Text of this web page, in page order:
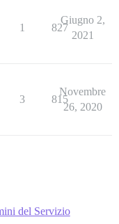
1 827
Giugno 2,
2021
3 815
Novembre
26, 2020
del Servizio